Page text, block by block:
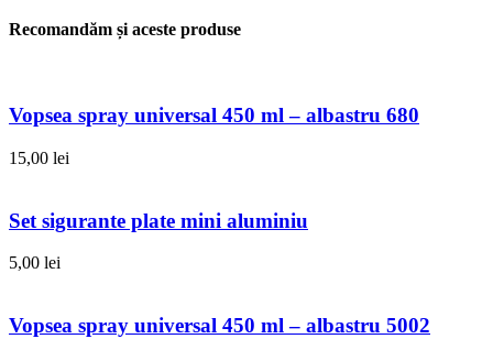
Recomandăm și aceste produse
Vopsea spray universal 450 ml – albastru 680
15,00 lei
Set sigurante plate mini aluminiu
5,00 lei
Vopsea spray universal 450 ml – albastru 5002